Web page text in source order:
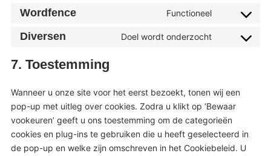
service
Wordfence Functioneel
Consent
service
Diversen Doel wordt onderzocht
Consent
7. Toestemming
Wanneer u onze site voor het eerst bezoekt, tonen wij een
pop-up met uitleg over cookies. Zodra u klikt op ‘Bewaar
vookeuren’ geeft u ons toestemming om de categorieën
cookies en plug-ins te gebruiken die u heeft geselecteerd in
de pop-up en welke zijn omschreven in het Cookiebeleid. U